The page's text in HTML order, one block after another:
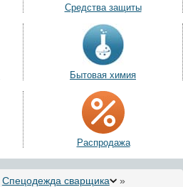
Средства защиты
Бытовая химия
Распродажа
Спецодежда сварщика
»